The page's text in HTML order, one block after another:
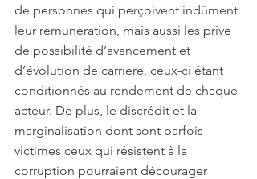
de personnes qui perçoivent indûment
leur rémunération, mais aussi les prive
de possibilité d’avancement et
d’évolution de carrière, ceux-ci étant
conditionnés au rendement de chaque
acteur. De plus, le discrédit et la
marginalisation dont sont parfois
victimes ceux qui résistent à la
corruption pourraient décourager